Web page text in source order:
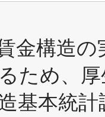
金構造
ため、
基本統